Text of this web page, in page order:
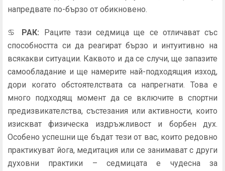
напредвате по-бързо от обикновено.
♋ РАК: Раците тази седмица ще се отличават със
способността си да реагират бързо и интуитивно на
всякакви ситуации. Каквото и да се случи, ще запазите
самообладание и ще намерите най-подходящия изход,
дори когато обстоятелствата са напрегнати. Това е
много подходящ момент да се включите в спортни
предизвикателства, състезания или активности, които
изискват физическа издръжливост и борбен дух.
Особено успешни ще бъдат тези от вас, които редовно
практикуват йога, медитация или се занимават с други
духовни практики – седмицата е чудесна за